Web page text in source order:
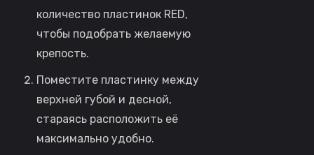
количество пластинок RED,
чтобы подобрать желаемую
крепость.
Поместите пластинку между
верхней губой и десной,
стараясь расположить её
максимально удобно.